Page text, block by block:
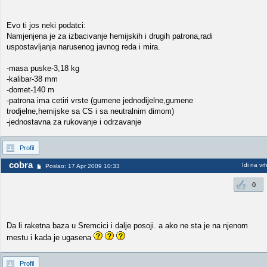
Evo ti jos neki podatci:
Namjenjena je za izbacivanje hemijskih i drugih patrona,radi
uspostavljanja narusenog javnog reda i mira.
-masa puske-3,18 kg
-kalibar-38 mm
-domet-140 m
-patrona ima cetiri vrste (gumene jednodijelne,gumene
trodjelne,hemijske sa CS i sa neutralnim dimom)
-jednostavna za rukovanje i odrzavanje
Profil
cobra Poslao: 17 Apr 2009 10:33 Idi na vrh
0
Da li raketna baza u Sremcici i dalje posoji. a ako ne sta je na njenom
mestu i kada je ugasena
Profil